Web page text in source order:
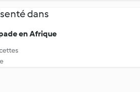
dans
en Afrique